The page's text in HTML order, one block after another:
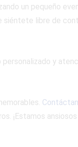
un pequeño
siéntete libre de
y
¡Estamos